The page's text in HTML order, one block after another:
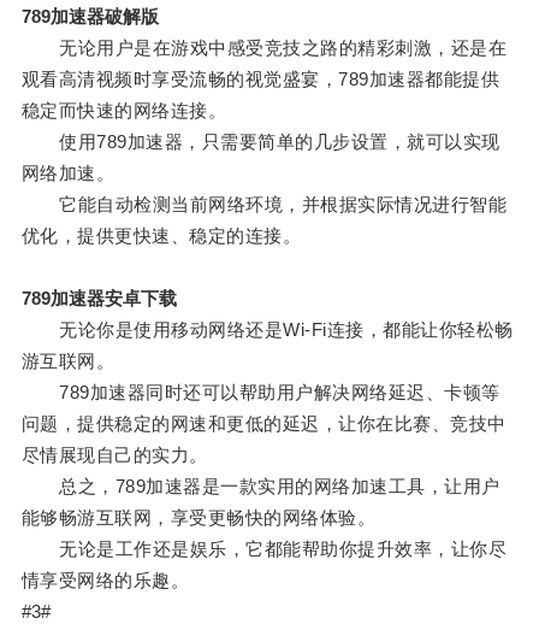
789加速器破解版
无论用户是在游戏中感受竞技之路的精彩刺激，还是在
观看高清视频时享受流畅的视觉盛宴，789加速器都能提供
稳定而快速的网络连接。
使用789加速器，只需要简单的几步设置，就可以实现
网络加速。
它能自动检测当前网络环境，并根据实际情况进行智能
优化，提供更快速、稳定的连接。
789加速器安卓下载
无论你是使用移动网络还是Wi-Fi连接，都能让你轻松畅
游互联网。
789加速器同时还可以帮助用户解决网络延迟、卡顿等
问题，提供稳定的网速和更低的延迟，让你在比赛、竞技中
尽情展现自己的实力。
总之，789加速器是一款实用的网络加速工具，让用户
能够畅游互联网，享受更畅快的网络体验。
无论是工作还是娱乐，它都能帮助你提升效率，让你尽
情享受网络的乐趣。
#3#